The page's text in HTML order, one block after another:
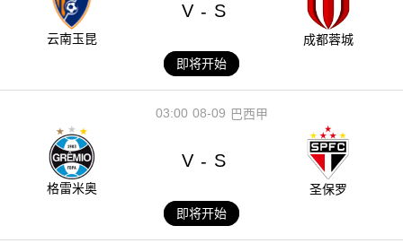
云南玉昆
V - S
成都蓉城
即将开始
08-09
03:00 巴西甲
格雷米奥
V - S
圣保罗
即将开始